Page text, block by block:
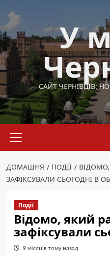
до
вмісту
У
САЙТ ЧЕРНІВЦІВ:
меню
ДОМАШНЯ ПОДІЇ
ЗАФІКСУВАЛИ СЬОГОДНІ В
Події
Відомо, який
зафіксували
9 місяців тому назад